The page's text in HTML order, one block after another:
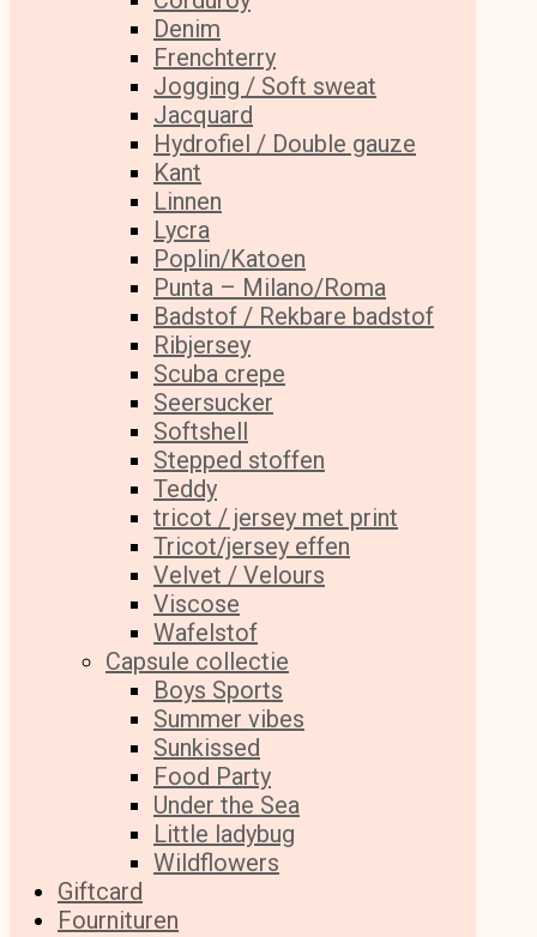
Denim
Frenchterry
Jogging / Soft sweat
Jacquard
Hydrofiel / Double gauze
Kant
Linnen
Lycra
Poplin/Katoen
Punta – Milano/Roma
Badstof / Rekbare badstof
Ribjersey
Scuba crepe
Seersucker
Softshell
Stepped stoffen
Teddy
tricot / jersey met print
Tricot/jersey effen
Velvet / Velours
Viscose
Wafelstof
Capsule collectie
Boys Sports
Summer vibes
Sunkissed
Food Party
Under the Sea
Little ladybug
Wildflowers
Giftcard
Fournituren